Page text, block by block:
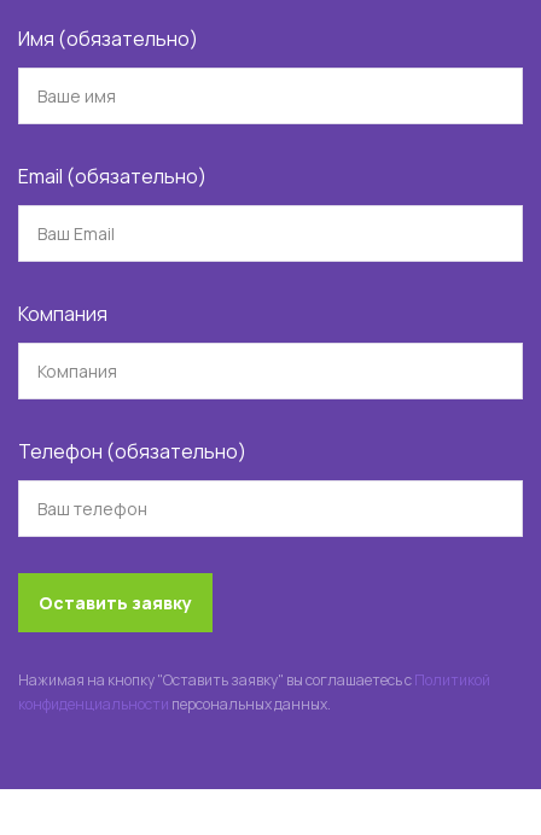
Имя (обязательно)
Email (обязательно)
Компания
Телефон (обязательно)
Оставить заявку
Нажимая на кнопку "Оставить заявку" вы соглашаетесь сПолитикой
конфиденциальности персональных данных.